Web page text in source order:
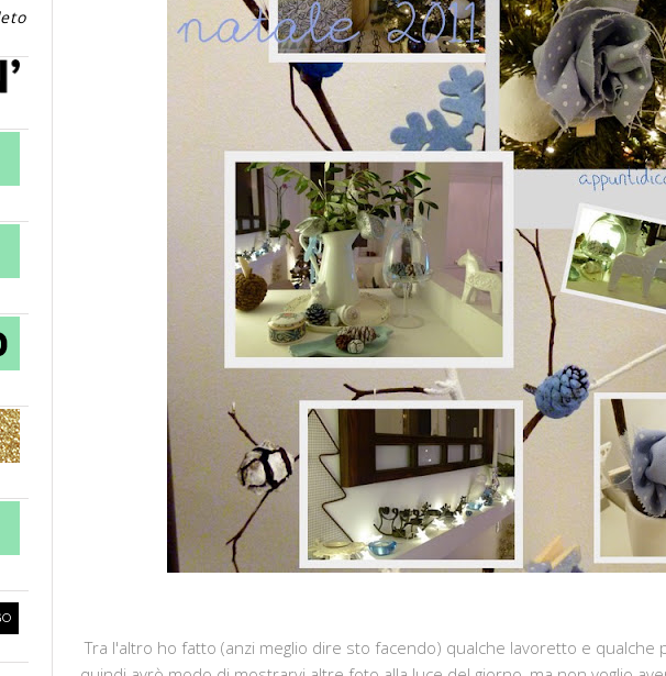
Tra l'altro ho fatto (anzi meglio dire sto facendo) qualche lavoretto e qualche